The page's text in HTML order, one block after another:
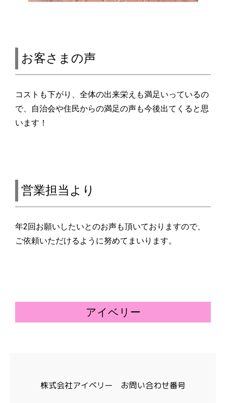
お客さまの声
コストも下がり、全体の出来栄えも満足いっているの
で、自治会や住民からの満足の声も今後出てくると思
います！
営業担当より
年2回お願いしたいとのお声も頂いておりますので、
ご依頼いただけるように努めてまいります。
アイベリー
株式会社アイベリー お問い合わせ番号